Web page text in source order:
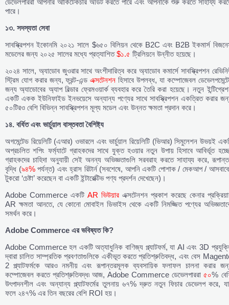
ডেভেলপাররা আপনার আর্কিটেকচার অডিট করতে পারে এবং আপনাকে শুরু করতে সাহায্য
পারে।
১৩. সদস্যতা সেবা
সাবস্ক্রিপশন ইকোনমি ২০২১ সালে $৬৫০ বিলিয়ন থেকে B2C এবং B2B ইকমার্স
মডেলের জন্য ২০২৫ সালের মধ্যে প্রত্যাশিত$১.৫ ট্রিলিয়নে উন্নীত হয়েছে।
২০২৪ সালে, অ্যাডোব জুওরার সাথে অংশীদারিত্ব করে অ্যাডোব কমার্সে সাবস্ক্রিপশন
স্ট্রিম যোগ করার জন্য, ফ্রন্ট-এন্ডএক্সটেনশন হিসাবে উপলব্ধ, যা কম্পোজেবল
জন্য অ্যাডোবের অ্যাপ বিল্ডার ফ্রেমওয়ার্ক ব্যবহার করে তৈরি করা হয়েছে। নতুন
একটি একক ইউনিফাইড ইনভয়েসে অন্যান্য পণ্যের সাথে সাবস্ক্রিপশন একত্রিত করার
৫০টিরও বেশি বিভিন্ন সাবস্ক্রিপশন মূল্য মডেল এবং উন্নত ক্ষমতা প্রদান করে।
১৪. বর্ধিত এবং ভার্চুয়াল বাস্তবতা বৈশিষ্ট্য
অগমেন্টেড রিয়েলিটি (এআর) ওভারলে এবং ভার্চুয়াল রিয়েলিটি (ভিআর) সিমুলেশন উভয়ই
অপ্রচলিত শপিং ফর্ম্যাটে গ্রাহকদের সাথে যুক্ত হওয়ার নতুন উপায় হিসাবে আবির্ভূত
গ্রাহকদের চাহিদা অনুযায়ী সেই অনন্য অভিজ্ঞতাগুলি সরবরাহ করতে সাহায্য করে,
বৃদ্ধি (৯৪%পর্যন্ত) এবং হ্রাস রিটার্ন (সবশেষে, আপনি একটি পোশাক / মেকআপ /
টুকরো ‘চেষ্টা’ করেছেন বা একটি ইন্টারেক্টিভ পণ্য প্রদর্শন দেখেছেন)।
Adobe Commerce একটি AR ভিউয়ারএক্সটেনশন প্রকাশ করেছে কেনার
AR ক্ষমতা আনতে, যে কোনো মোবাইল ডিভাইস থেকে একটি নিমজ্জিত পণ্যের
সমর্থন করে।
Adobe Commerce এর ভবিষ্যত কি?
Adobe Commerce হল একটি অত্যাধুনিক বাণিজ্য প্ল্যাটফর্ম, যা AI এবং 3D
দ্বারা চালিত সাম্প্রতিক প্রবণতাগুলিকে একীভূত করতে প্রতিশ্রুতিবদ্ধ, এবং বেস
2 প্ল্যাটফর্মকে আরও নমনীয় এবং রূপান্তরমূলক ব্যবসায়িক ফলাফল চালনা করার
কম্পোজেবল করতে প্রতিশ্রুতিবদ্ধ৷ আজ, Adobe Commerce ডেভেলপাররা৫০%
উৎপাদনশীল এবং অন্যান্য প্ল্যাটফর্মের তুলনায় ৬৭% দ্রুত নতুন ফিচার ডেভেলপ করে,
ফলে ২৪৭% এর তিন বছরের বেশি ROI হয়।